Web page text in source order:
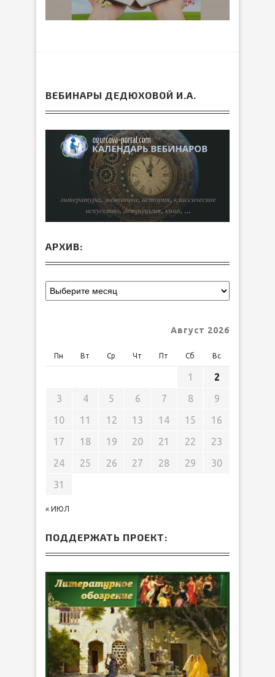
ВЕБИНАРЫ ДЕДЮХОВОЙ И.А.
АРХИВ:
Август 2026
Пн Вт Ср Чт Пт Сб Вс
« ИЮЛ
1
2
3
4 5 6 7 8
9
10
11 12 13 14 15
16
17
18 19 20 21 22
23
24
25 26 27 28 29
30
31
ПОДДЕРЖАТЬ ПРОЕКТ: